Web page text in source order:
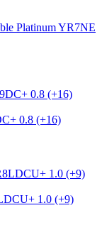
Platinum YR7NE
0.8 (+16)
1.0 (+9)